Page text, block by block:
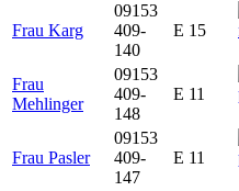
Frau Karg
09153
409-
140
E 15
Frau
Mehlinger
09153
409-
148
E 11
Frau Pasler
09153
409-
147
E 11